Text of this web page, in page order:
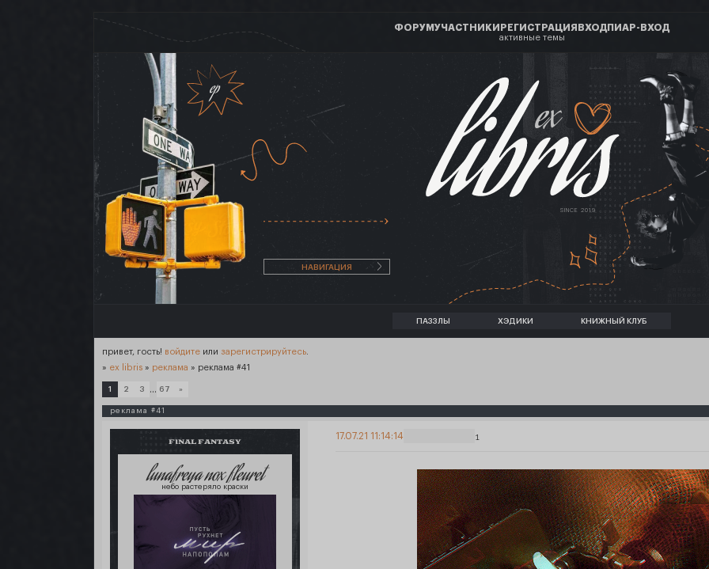
ФОРУМ УЧАСТНИКИ РЕГИСТРАЦИЯ ВХОД ПИАР-ВХОД
активные темы
ex
SINCE 2019
НАВИГАЦИЯ
ПАЗЗЛЫ ХЭДИКИ КНИЖНЫЙ КЛУБ
привет, гость! войдите или зарегистрируйтесь
» ex libris » реклама » реклама #41
1 2 3 … 67 »
реклама #41
FINAL FANTASY
lunafreya nox fleuret
небо растеряло краски
1
17.07.21 11:14:14